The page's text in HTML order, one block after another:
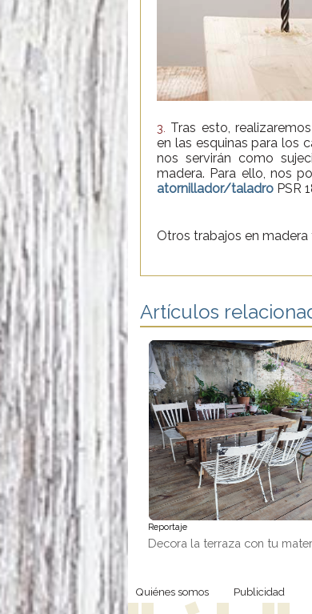
3. Tras esto,
en las esquinas para los
nos servirán como
madera. Para ello, nos
atornillador/taladro PSR
Otros trabajos en madera
Artículos
Reportaje
Decora la terraza con tu
Quiénes somos Publicidad